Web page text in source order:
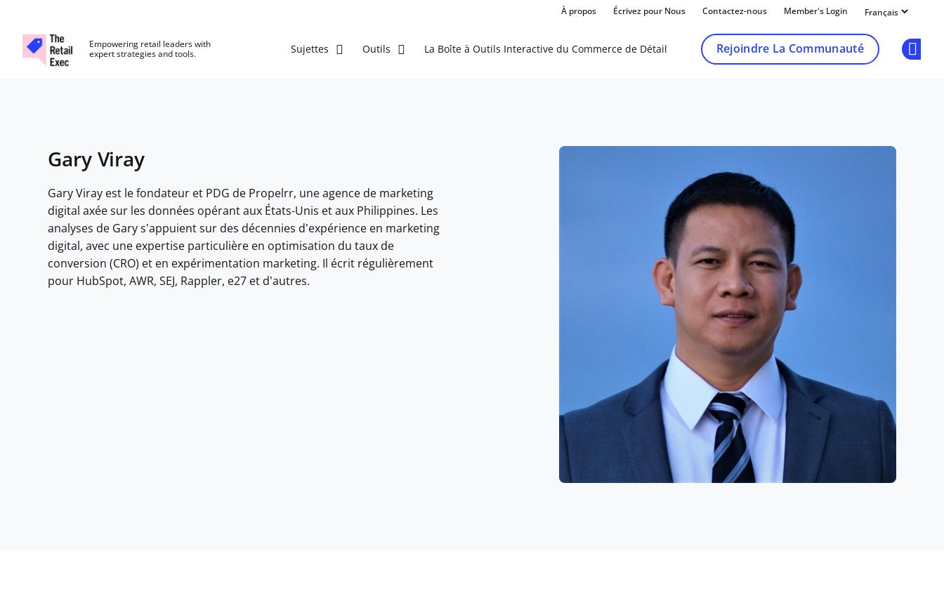
À propos Écrivez pour Nous Contactez-nous Member's Login
Empowering retail leaders with
expert strategies and tools.
Sujettes Outils La Boîte à Outils Interactive du Commerce de Détail Rejoindre La Communauté
Gary Viray
Gary Viray est le fondateur et PDG de Propelrr, une agence de marketing
digital axée sur les données opérant aux États-Unis et aux Philippines. Les
analyses de Gary s’appuient sur des décennies d’expérience en marketing
digital, avec une expertise particulière en optimisation du taux de
conversion (CRO) et en expérimentation marketing. Il écrit régulièrement
pour HubSpot, AWR, SEJ, Rappler, e27 et d’autres.